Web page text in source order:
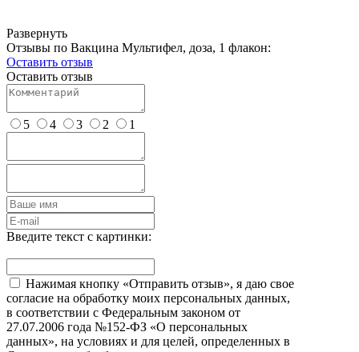
Развернуть
Отзывы по Вакцина Мультифел, доза, 1 флакон:
Оставить отзыв
Оставить отзыв
5 4 3 2 1
Введите текст с картинки:
Нажимая кнопку «Отправить отзыв», я даю свое
согласие на обработку моих персональных данных,
в соответствии с Федеральным законом от
27.07.2006 года №152-ФЗ «О персональных
данных», на условиях и для целей, определенных в